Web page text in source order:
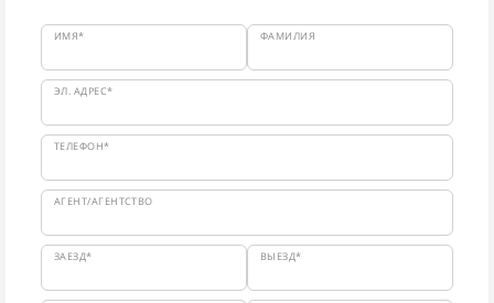
ИМЯ* ФАМИЛИЯ
ЭЛ. АДРЕС*
ТЕЛЕФОН*
АГЕНТ/АГЕНТСТВО
ЗАЕЗД* ВЫЕЗД*